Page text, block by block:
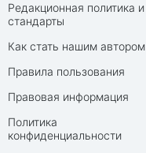
Редакционная политика и
стандарты
Как стать нашим автором
Правила пользования
Правовая информация
Политика
конфиденциальности